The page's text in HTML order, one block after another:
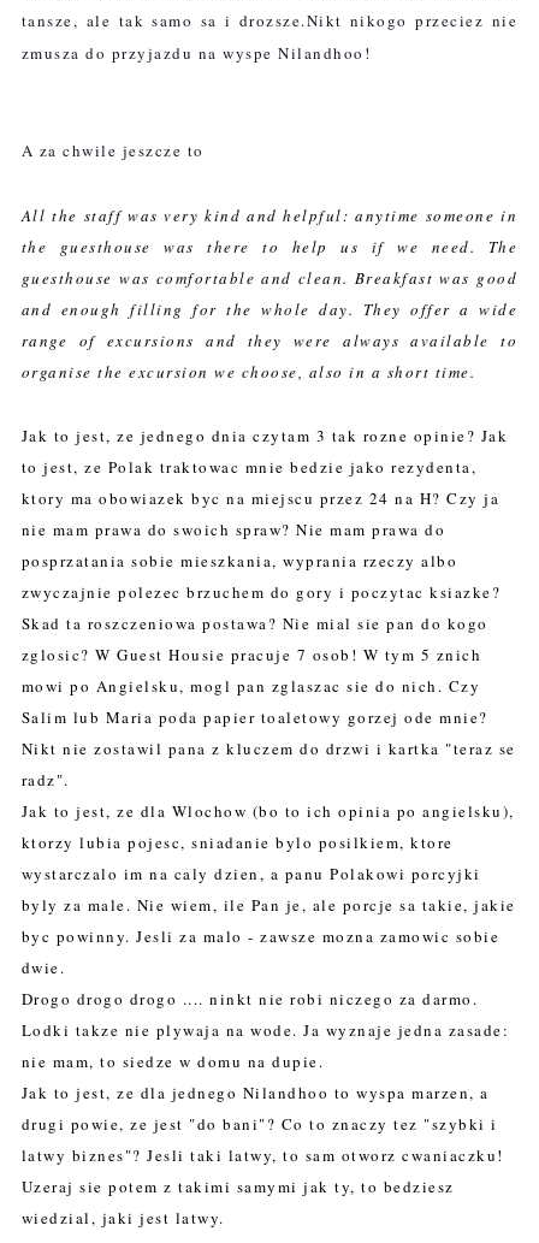
tansze, ale tak samo sa i drozsze.Nikt nikogo przeciez nie
zmusza do przyjazdu na wyspe Nilandhoo!
A za chwile jeszcze to
All the staff was very kind and helpful: anytime someone in
the guesthouse was there to help us if we need. The
guesthouse was comfortable and clean. Breakfast was good
and enough filling for the whole day. They offer a wide
range of excursions and they were always available to
organise the excursion we choose, also in a short time.
Jak to jest, ze jednego dnia czytam 3 tak rozne opinie? Jak
to jest, ze Polak traktowac mnie bedzie jako rezydenta,
ktory ma obowiazek byc na miejscu przez 24 na H? Czy ja
nie mam prawa do swoich spraw? Nie mam prawa do
posprzatania sobie mieszkania, wyprania rzeczy albo
zwyczajnie polezec brzuchem do gory i poczytac ksiazke?
Skad ta roszczeniowa postawa? Nie mial sie pan do kogo
zglosic? W Guest Housie pracuje 7 osob! W tym 5 znich
mowi po Angielsku, mogl pan zglaszac sie do nich. Czy
Salim lub Maria poda papier toaletowy gorzej ode mnie?
Nikt nie zostawil pana z kluczem do drzwi i kartka "teraz se
radz".
Jak to jest, ze dla Wlochow (bo to ich opinia po angielsku),
ktorzy lubia pojesc, sniadanie bylo posilkiem, ktore
wystarczalo im na caly dzien, a panu Polakowi porcyjki
byly za male. Nie wiem, ile Pan je, ale porcje sa takie, jakie
byc powinny. Jesli za malo - zawsze mozna zamowic sobie
dwie.
Drogo drogo drogo .... ninkt nie robi niczego za darmo.
Lodki takze nie plywaja na wode. Ja wyznaje jedna zasade:
nie mam, to siedze w domu na dupie.
Jak to jest, ze dla jednego Nilandhoo to wyspa marzen, a
drugi powie, ze jest "do bani"? Co to znaczy tez "szybki i
latwy biznes"? Jesli taki latwy, to sam otworz cwaniaczku!
Uzeraj sie potem z takimi samymi jak ty, to bedziesz
wiedzial, jaki jest latwy.